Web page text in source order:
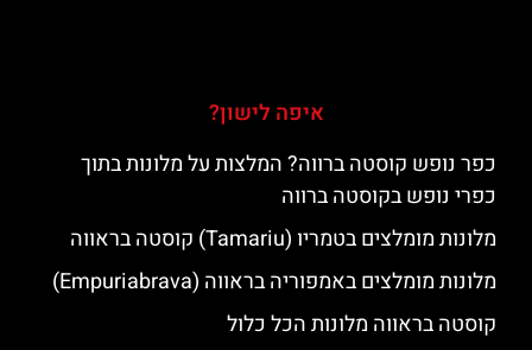
איפה לישון?
כפר נופש קוסטה ברווה? המלצות על מלונות בתוך
כפרי נופש בקוסטה ברווה
מלונות מומלצים בטמריו (Tamariu) קוסטה בראווה
מלונות מומלצים באמפוריה בראווה (Empuriabrava)
קוסטה בראווה מלונות הכל כלול